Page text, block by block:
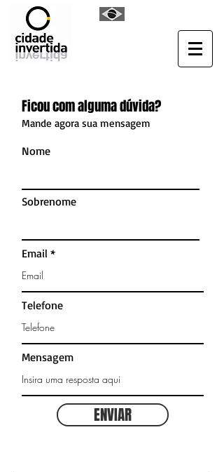
Ficou com alguma dúvida?
Mande agora sua mensagem
Nome
Sobrenome
Email
Telefone
Mensagem
ENVIAR